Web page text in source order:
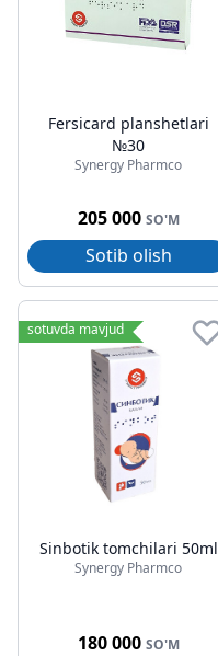
Fersicard planshetlari
№30
Synergy Pharmco
205 000 SO'M
Sotib olish
sotuvda mavjud
Sinbotik tomchilari 50ml
Synergy Pharmco
180 000 SO'M